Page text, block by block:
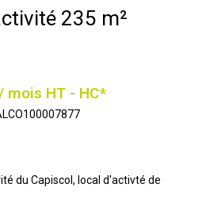
Local d'activité 235 m²
mois HT - HC*
du Capiscol, local d'activté de